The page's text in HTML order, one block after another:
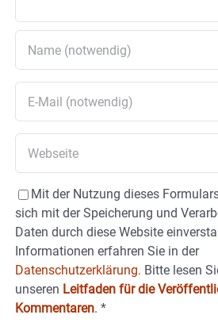
Mit der Nutzung dieses
sich mit der Speicherung und
Daten durch diese Website
Informationen erfahren Sie in der
Datenschutzerklärung. Bitte lesen
unseren Leitfaden für die
Kommentaren. *